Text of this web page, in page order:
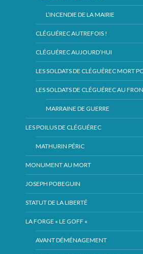
L’INCENDIE DE LA MAIRIE
CLÉGUÉREC AUTREFOIS !
CLÉGUÉREC AUJOURD’HUI
LES SOLDATS DE CLÉGUÉREC MORT
LES SOLDATS DE CLÉGUÉREC AU
MARRAINE DE GUERRE
LES POILUS DE CLÉGUÉREC
MATHURIN PÉRIC
MONUMENT AU MORT
JOSEPH POBEGUIN
STATUT DE LA LIBERTÉ
LA FORGE « LE GOFF «
AVANT DÉMÉNAGEMENT